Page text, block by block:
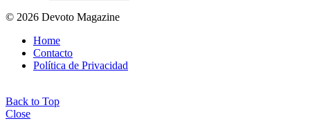
© 2026 Devoto Magazine
Home
Contacto
Política de Privacidad
Back to Top
Close